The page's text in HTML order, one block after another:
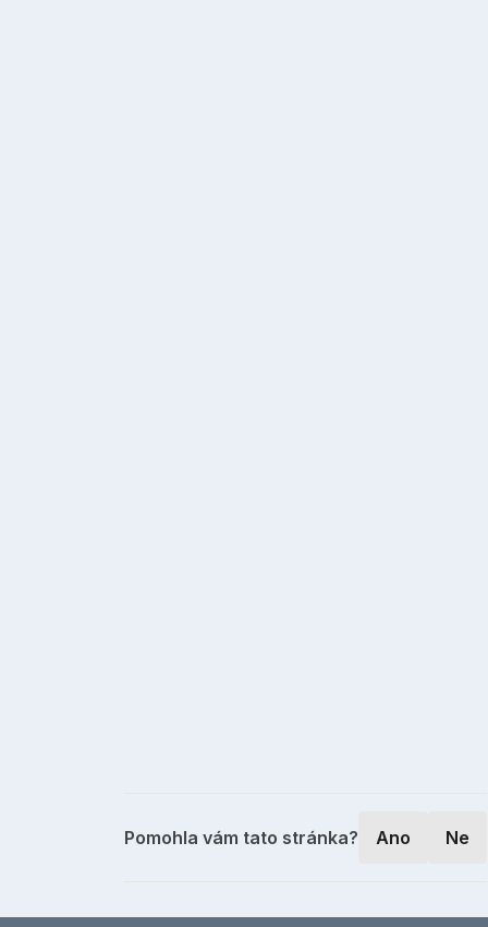
Pomohla vám tato stránka? Ano Ne